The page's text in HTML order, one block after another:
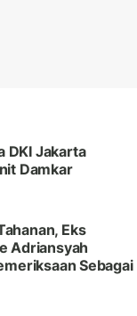
DKI Jakarta
Damkar
Eks
Adriansyah
Sebagai